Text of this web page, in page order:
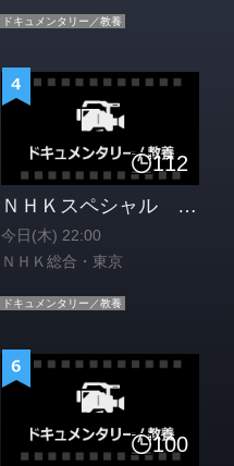
ドキュメンタリー／教養
112
ＮＨＫスペシャル 原爆ドーム 世界遺産登録の“舞台裏” 日米の間で何が[字]
今日(木) 22:00
ＮＨＫ総合・東京
ドキュメンタリー／教養
100